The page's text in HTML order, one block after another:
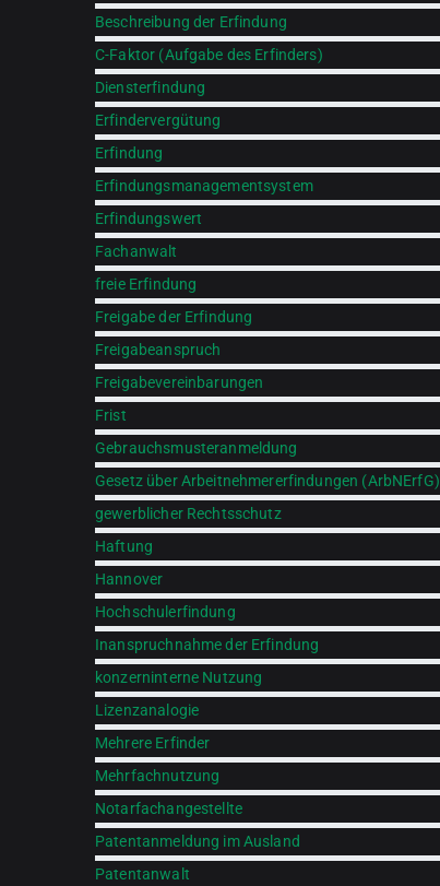
Beschreibung der Erfindung
C-Faktor (Aufgabe des Erfinders)
Diensterfindung
Erfindervergütung
Erfindung
Erfindungsmanagementsystem
Erfindungswert
Fachanwalt
freie Erfindung
Freigabe der Erfindung
Freigabeanspruch
Freigabevereinbarungen
Frist
Gebrauchsmusteranmeldung
Gesetz über Arbeitnehmererfindungen (ArbNErfG)
gewerblicher Rechtsschutz
Haftung
Hannover
Hochschulerfindung
Inanspruchnahme der Erfindung
konzerninterne Nutzung
Lizenzanalogie
Mehrere Erfinder
Mehrfachnutzung
Notarfachangestellte
Patentanmeldung im Ausland
Patentanwalt